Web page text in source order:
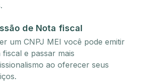
de Nota fiscal
um CNPJ MEI você pode emitir
fiscal e passar mais
ao oferecer seus